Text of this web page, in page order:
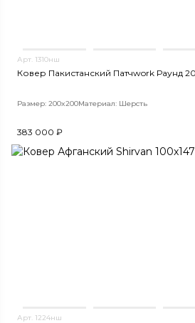
Арт. 1310нш
Ковер Пакистанский Патчwork Раунд
Размер: 200x200Материал: Шерсть
383 000 ₽
Арт. 1224нш